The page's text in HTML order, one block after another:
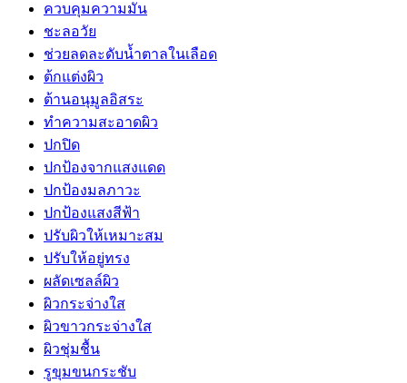
ควบคุมความมัน
ชะลอวัย
ช่วยลดละดับน้ำตาลในเลือด
ต้กแต่งผิว
ต้านอนุมูลอิสระ
ทำความสะอาดผิว
ปกปิด
ปกป้องจากแสงแดด
ปกป้องมลภาวะ
ปกป้องแสงสีฟ้า
ปรับผิวให้เหมาะสม
ปรับให้อยู่ทรง
ผลัดเซลล์ผิว
ผิวกระจ่างใส
ผิวขาวกระจ่างใส
ผิวชุ่มชื้น
รูขุมขนกระชับ